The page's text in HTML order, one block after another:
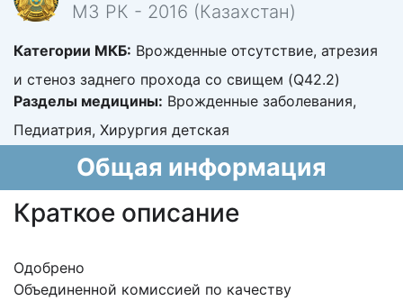
МЗ РК - 2016 (Казахстан)
Категории МКБ: Врожденные отсутствие, атрезия
и стеноз заднего прохода со свищем (Q42.2)
Разделы медицины: Врожденные заболевания,
Педиатрия, Хирургия детская
Общая информация
Краткое описание
Одобрено
Объединенной комиссией по качеству